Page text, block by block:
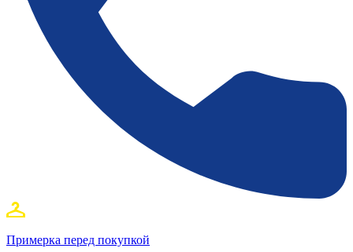
Примерка перед покупкой